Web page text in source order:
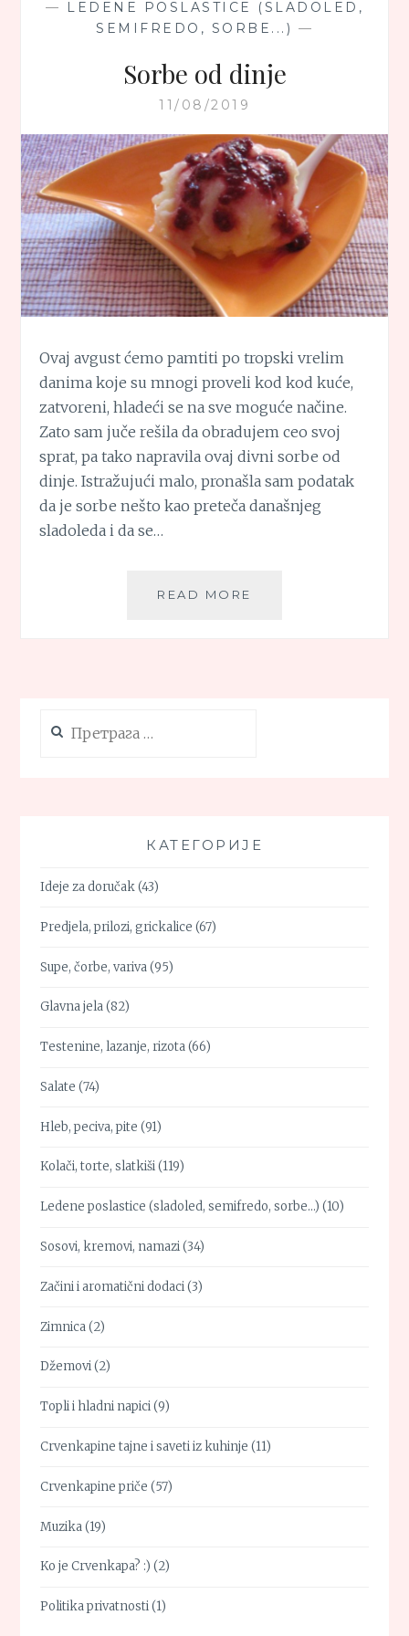
—
LEDENE POSLASTICE (SLADOLED,
SEMIFREDO, SORBE...) —
Sorbe od dinje
11/08/2019
Ovaj avgust ćemo pamtiti po tropski vrelim
danima koje su mnogi proveli kod kod kuće,
zatvoreni, hladeći se na sve moguće načine.
Zato sam juče rešila da obradujem ceo svoj
sprat, pa tako napravila ovaj divni sorbe od
dinje. Istražujući malo, pronašla sam podatak
da je sorbe nešto kao preteča današnjeg
sladoleda i da se…
READ MORE
за:
КАТЕГОРИЈЕ
Ideje za doručak(43)
Predjela, prilozi, grickalice (67)
Supe, čorbe, variva(95)
Glavna jela(82)
Testenine, lazanje, rizota(66)
Salate (74)
Hleb, peciva, pite (91)
Kolači, torte, slatkiši(119)
Ledene poslastice (sladoled, semifredo, sorbe…) (10)
Sosovi, kremovi, namazi(34)
Začini i aromatični dodaci(3)
Zimnica(2)
Džemovi(2)
Topli i hladni napici(9)
Crvenkapine tajne i saveti iz kuhinje (11)
Crvenkapine priče (57)
Muzika(19)
Ko je Crvenkapa? :) (2)
Politika privatnosti(1)